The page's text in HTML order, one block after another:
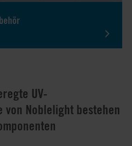
UV-
von Noblelight bestehen